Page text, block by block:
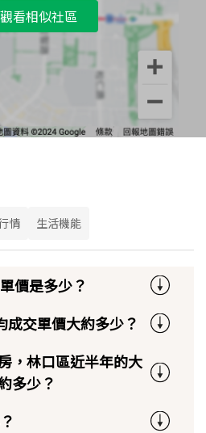
看相似社區
情 生活機能
價是多少？
成交單價大約多少？
，林口區近半年的大
多少？